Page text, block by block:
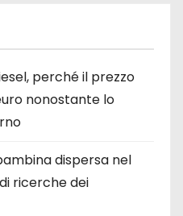
perché il prezzo
nonostante lo
dispersa nel
ricerche dei